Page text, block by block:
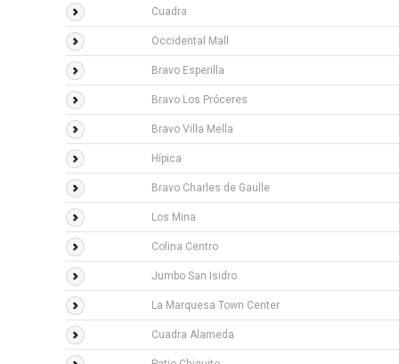
Cuadra
Occidental Mall
Bravo Esperilla
Bravo Los Próceres
Bravo Villa Mella
Hípica
Bravo Charles de Gaulle
Los Mina
Colina Centro
Jumbo San Isidro
La Marquesa Town Center
Cuadra Alameda